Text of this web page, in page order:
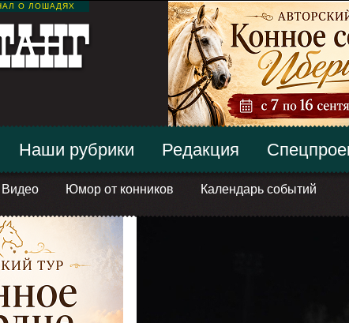
О ЛОШАДЯХ
Видео Юмор от конников Календарь событий
Наши рубрики Редакция